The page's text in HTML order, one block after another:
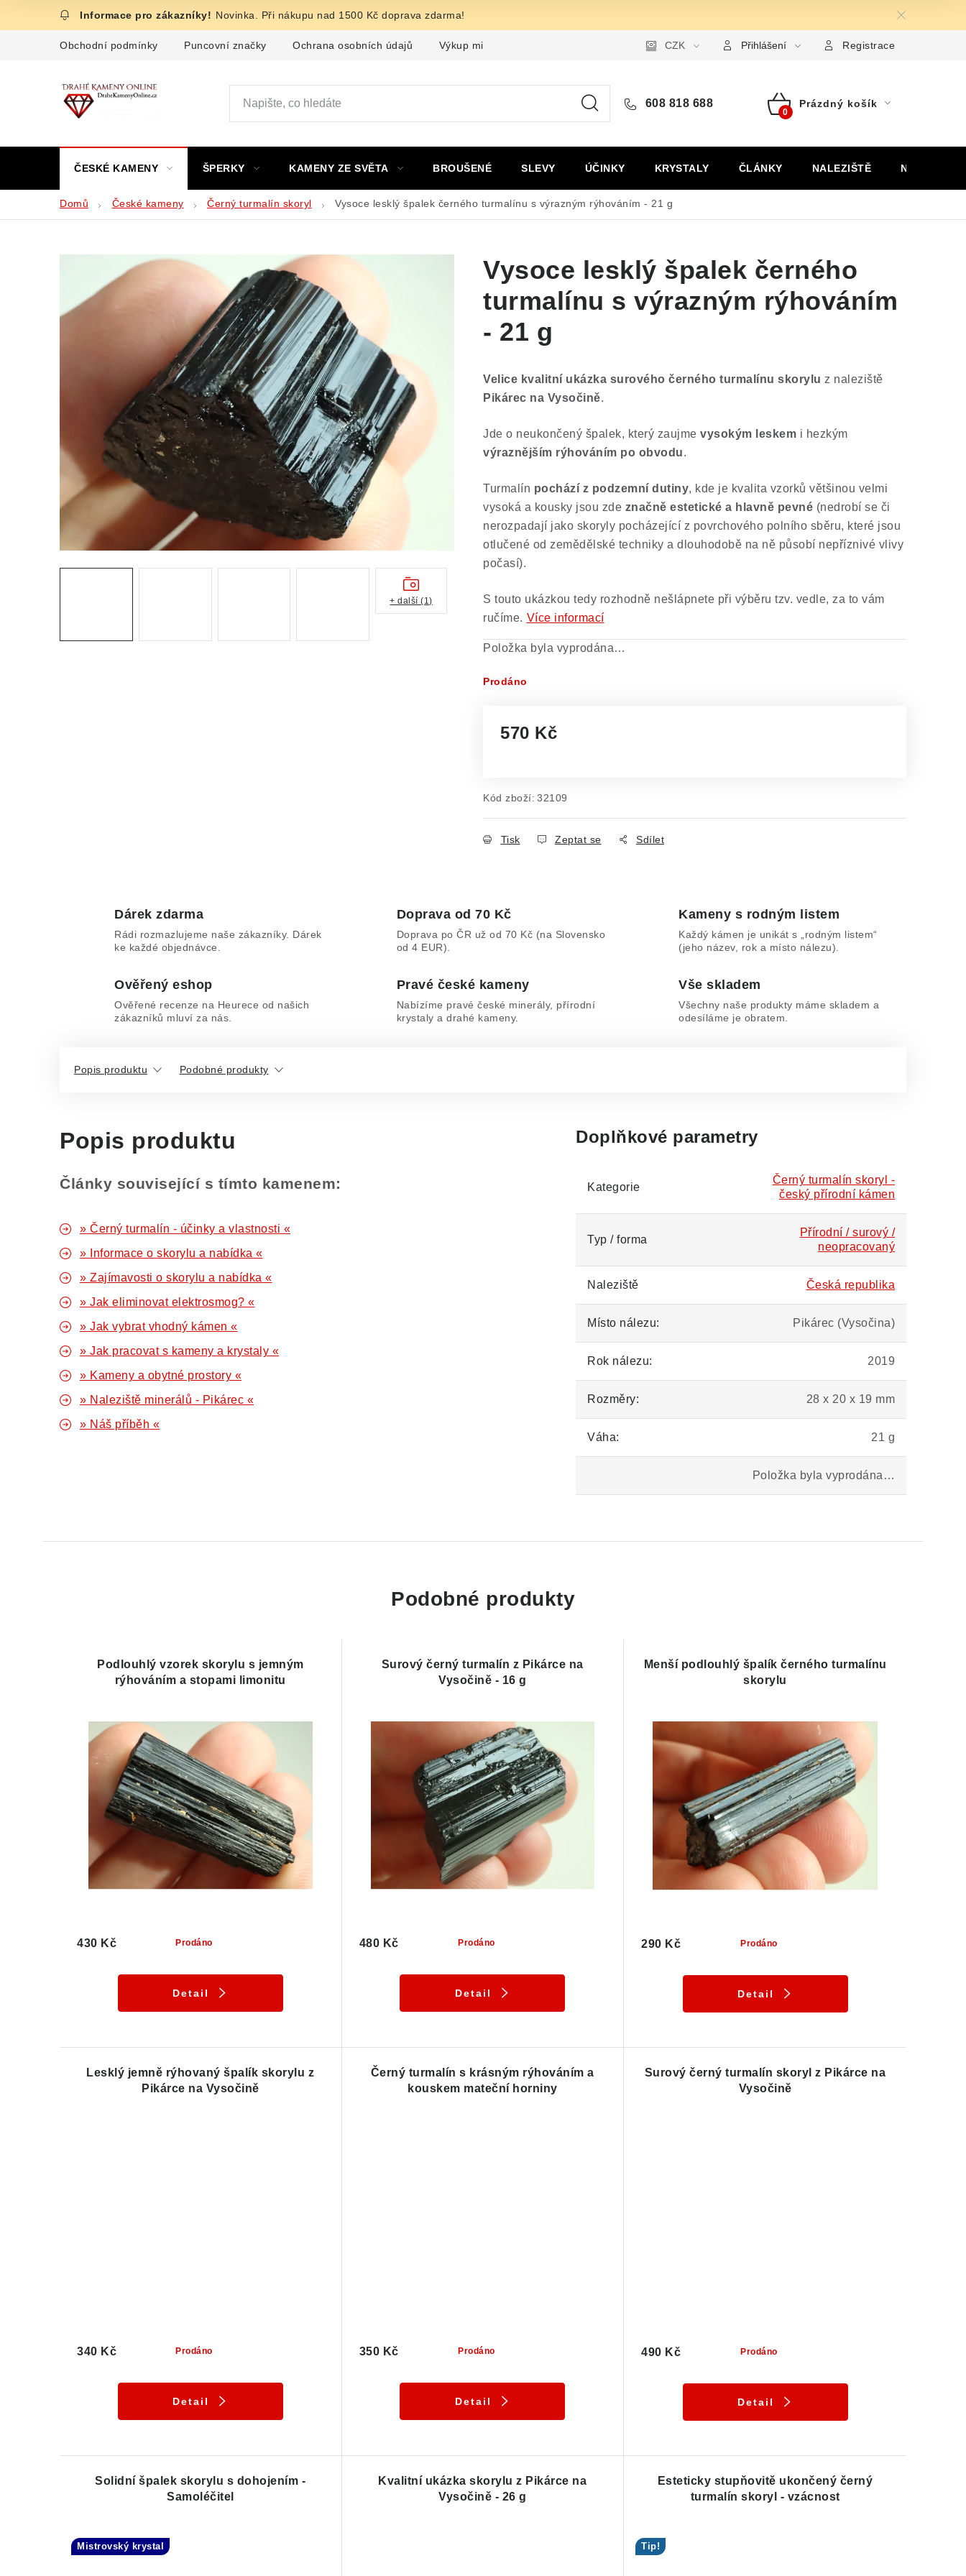
Novinka. Při nákupu nad 1500 Kč doprava zdarma!
Obchodní podmínky Puncovní značky Ochrana osobních údajů Výkup minerálů a drahých kamenů Formulář pro uplatnění reklamace Formulář pro odstoupení
CZK Přihlášení Registrace
608 818 688
Nákupní
Prázdný košík
ČESKÉ KAMENY ŠPERKY KAMENY ZE SVĚTA BROUŠENÉ SLEVY ÚČINKY KRYSTALY ČLÁNKY NALEZIŠTĚ NÁŠ PŘÍBĚH
Domů České kameny Černý turmalín skoryl Vysoce lesklý špalek černého turmalínu s výrazným rýhováním - 21 g
Vysoce lesklý špalek černého
turmalínu s výrazným rýhováním
- 21 g
Velice kvalitní ukázka surového černého turmalínu skorylu z naleziště
Pikárec na Vysočině.
Jde o neukončený špalek, který zaujme vysokým leskem i hezkým
výraznějším rýhováním po obvodu.
Turmalín pochází z podzemní dutiny, kde je kvalita vzorků většinou velmi
vysoká a kousky jsou zde značně estetické a hlavně pevné (nedrobí se či
nerozpadají jako skoryly pocházející z povrchového polního sběru, které jsou
otlučené od zemědělské techniky a dlouhodobě na ně působí nepříznivé vlivy
počasí).
S touto ukázkou tedy rozhodně nešlápnete při výběru tzv. vedle, za to vám
ručíme. Více informací
Položka byla vyprodána…
Prodáno
570 Kč
Kód zboží: 32109
Tisk Zeptat se Sdílet
+ další (1)
Dárek zdarma
Rádi rozmazlujeme naše zákazníky. Dárek
ke každé objednávce.
Doprava od 70 Kč
Doprava po ČR už od 70 Kč (na Slovensko
od 4 EUR).
Kameny s rodným listem
Každý kámen je unikát s „rodným listem“
(jeho název, rok a místo nálezu).
Ověřený eshop
Ověřené recenze na Heurece od našich
zákazníků mluví za nás.
Pravé české kameny
Nabízíme pravé české minerály, přírodní
krystaly a drahé kameny.
Vše skladem
Všechny naše produkty máme skladem a
odesíláme je obratem.
Popis produktu Podobné produkty
Popis produktu
Články související s tímto kamenem:
» Černý turmalín - účinky a vlastnosti «
» Informace o skorylu a nabídka «
» Zajímavosti o skorylu a nabídka «
» Jak eliminovat elektrosmog? «
» Jak vybrat vhodný kámen «
» Jak pracovat s kameny a krystaly «
» Kameny a obytné prostory «
» Naleziště minerálů - Pikárec «
» Náš příběh «
Doplňkové parametry
Kategorie
Černý turmalín skoryl -
český přírodní kámen
Typ / forma
Přírodní / surový /
neopracovaný
Naleziště Česká republika
Místo nálezu: Pikárec (Vysočina)
Rok nálezu: 2019
Rozměry: 28 x 20 x 19 mm
Váha: 21 g
Položka byla vyprodána…
Podobné produkty
Podlouhlý vzorek skorylu s jemným
rýhováním a stopami limonitu
Prodáno
430 Kč
Detail
Surový černý turmalín z Pikárce na
Vysočině - 16 g
Prodáno
480 Kč
Detail
Menší podlouhlý špalík černého turmalínu
skorylu
Prodáno
290 Kč
Detail
Lesklý jemně rýhovaný špalík skorylu z
Pikárce na Vysočině
Prodáno
340 Kč
Detail
Černý turmalín s krásným rýhováním a
kouskem mateční horniny
Prodáno
350 Kč
Detail
Surový černý turmalín skoryl z Pikárce na
Vysočině
Prodáno
490 Kč
Detail
Solidní špalek skorylu s dohojením -
Samoléčitel
Mistrovský krystal
Kvalitní ukázka skorylu z Pikárce na
Vysočině - 26 g
Esteticky stupňovitě ukončený černý
turmalín skoryl - vzácnost
Tip!